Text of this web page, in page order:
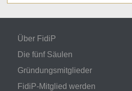
Über FidiP
Die fünf Säulen
Gründungsmitglieder
FidiP-Mitglied werden